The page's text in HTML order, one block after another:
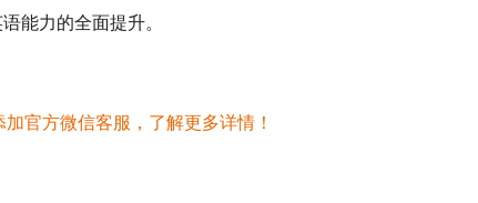
能力的全面提升。
加官方微信客服，了解更多详情！